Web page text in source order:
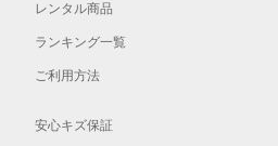
レンタル商品
ランキング一覧
ご利用方法
安心キズ保証